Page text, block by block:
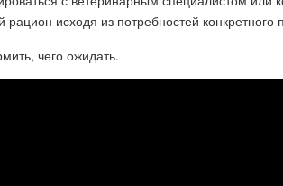
исходя из потребностей конкретного
чего ожидать.